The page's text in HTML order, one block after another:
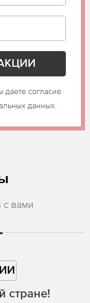
даете согласие
данных.
с вами
стране!